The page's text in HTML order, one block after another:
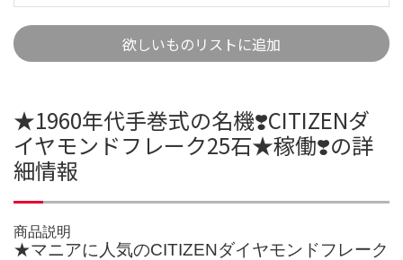
欲しいものリストに追加
★1960年代手巻式の名機❣️CITIZENダ
イヤモンドフレーク25石★稼働❣️の詳
細情報
商品説明
★マニアに人気のCITIZENダイヤモンドフレーク